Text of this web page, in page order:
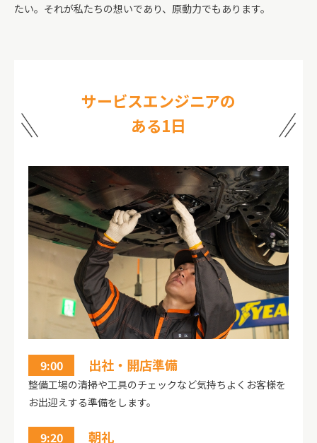
たい。それが私たちの想いであり、原動力でもあります。
サービスエンジニアの
ある1日
9:00 出社・開店準備
整備工場の清掃や工具のチェックなど気持ちよくお客様を
お出迎えする準備をします。
9:20 朝礼